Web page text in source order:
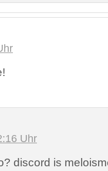
Uhr
discord is